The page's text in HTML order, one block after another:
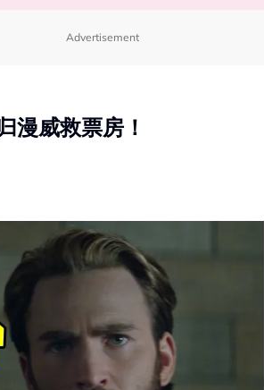
Advertisement
威救票房！